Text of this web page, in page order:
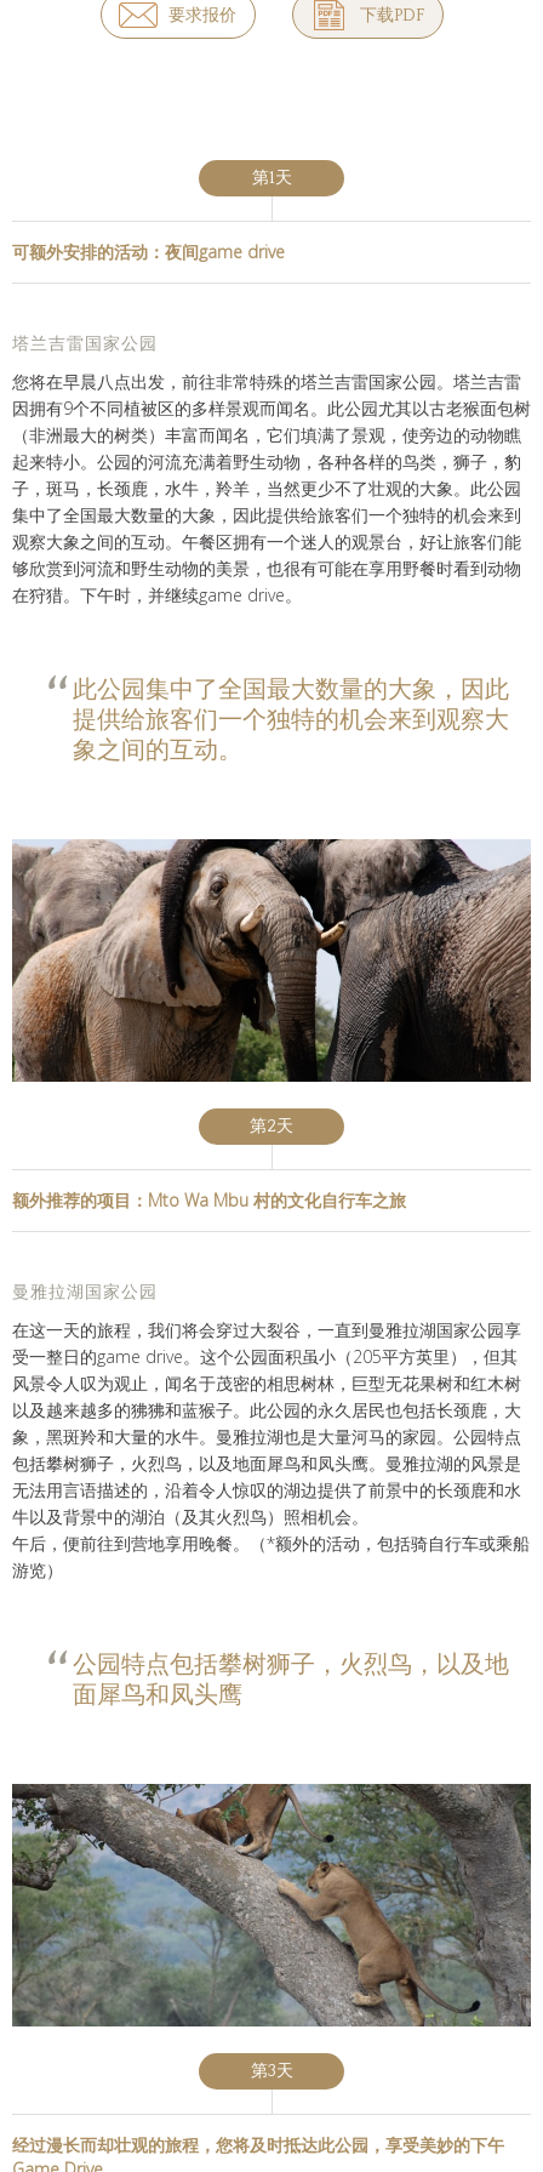
要求报价 下载PDF
第1天
可额外安排的活动：夜间game drive
塔兰吉雷国家公园
您将在早晨八点出发，前往非常特殊的塔兰吉雷国家公园。塔兰吉雷
因拥有9个不同植被区的多样景观而闻名。此公园尤其以古老猴面包树
（非洲最大的树类）丰富而闻名，它们填满了景观，使旁边的动物瞧
起来特小。公园的河流充满着野生动物，各种各样的鸟类，狮子，豹
子，斑马，长颈鹿，水牛，羚羊，当然更少不了壮观的大象。此公园
集中了全国最大数量的大象，因此提供给旅客们一个独特的机会来到
观察大象之间的互动。午餐区拥有一个迷人的观景台，好让旅客们能
够欣赏到河流和野生动物的美景，也很有可能在享用野餐时看到动物
在狩猎。下午时，并继续game drive。
此公园集中了全国最大数量的大象，因此
提供给旅客们一个独特的机会来到观察大
象之间的互动。
第2天
额外推荐的项目：Mto Wa Mbu 村的文化自行车之旅
曼雅拉湖国家公园
在这一天的旅程，我们将会穿过大裂谷，一直到曼雅拉湖国家公园享
受一整日的game drive。这个公园面积虽小（205平方英里），但其
风景令人叹为观止，闻名于茂密的相思树林，巨型无花果树和红木树
以及越来越多的狒狒和蓝猴子。此公园的永久居民也包括长颈鹿，大
象，黑斑羚和大量的水牛。曼雅拉湖也是大量河马的家园。公园特点
包括攀树狮子，火烈鸟，以及地面犀鸟和凤头鹰。曼雅拉湖的风景是
无法用言语描述的，沿着令人惊叹的湖边提供了前景中的长颈鹿和水
牛以及背景中的湖泊（及其火烈鸟）照相机会。
午后，便前往到营地享用晚餐。（*额外的活动，包括骑自行车或乘船
游览）
公园特点包括攀树狮子，火烈鸟，以及地
面犀鸟和凤头鹰
第3天
经过漫长而却壮观的旅程，您将及时抵达此公园，享受美妙的下午